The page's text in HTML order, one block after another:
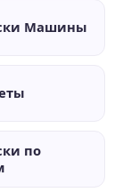
Машины
по